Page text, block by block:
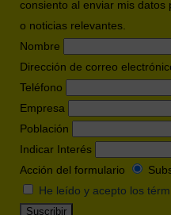
consiento al enviar mis
o noticias relevantes.
Nombre
Dirección de correo
Teléfono
Empresa
Población
Indicar Interés
Acción del formulario
He leído y acepto los